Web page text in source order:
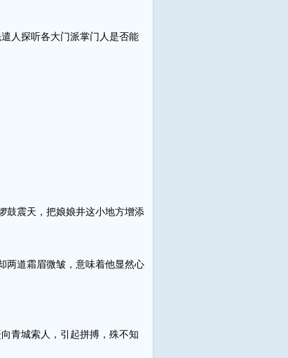
人探听各大门派掌门人是否能
震天，把娘娘井这小地方增添
道霜眉微皱，意味着他显然心
青城索人，引起拼搏，殊不知